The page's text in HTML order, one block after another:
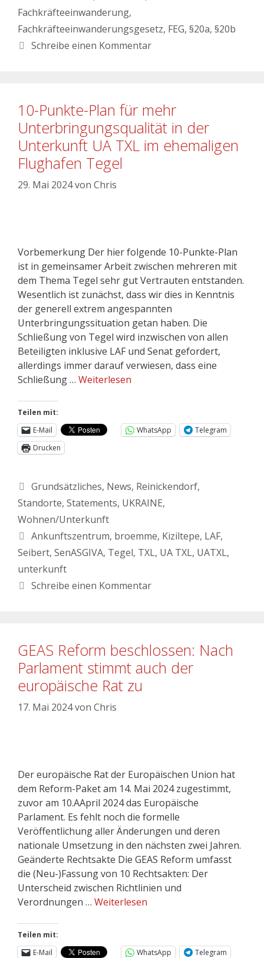
Fachkräfteeinwanderung,
Fachkräfteeinwanderungsgesetz, FEG, §20a, §20b
Schreibe einen Kommentar
10-Punkte-Plan für mehr
Unterbringungsqualität in der
Unterkunft UA TXL im ehemaligen
Flughafen Tegel
29. Mai 2024von Chris
Vorbemerkung Der hier folgende 10-Punkte-Plan
ist in gemeinsamer Arbeit zwischen mehreren mit
dem Thema Tegel sehr gut Vertrauten entstanden.
Wesentlich ist zunächst, dass wir dies in Kenntnis
der generell extrem angespannten
Unterbringungssituation getan haben. Die
Schließung von Tegel wird inzwischen von allen
Beteiligten inklusive LAF und Senat gefordert,
allerdings immer darauf verwiesen, dass eine
Schließung … Weiterlesen
Teilen mit:
E-Mail
WhatsApp
Telegram
Drucken
Grundsätzliches, News, Reinickendorf,
Standorte, Statements, UKRAINE,
Wohnen/Unterkunft
Ankunftszentrum, broemme, Kiziltepe, LAF,
Seibert, SenASGIVA, Tegel, TXL, UA TXL, UATXL,
unterkunft
Schreibe einen Kommentar
GEAS Reform beschlossen: Nach
Parlament stimmt auch der
europäische Rat zu
17. Mai 2024von Chris
Der europäische Rat der Europäischen Union hat
dem Reform-Paket am 14. Mai 2024 zugestimmt,
zuvor am 10.AApril 2024 das Europäische
Parlament. Es fehlt noch die formelle
Veröffentlichung aller Änderungen und deren
nationale Umsetzung in den nächsten zwei Jahren.
Geänderte Rechtsakte Die GEAS Reform umfasst
die (Neu-)Fassung von 10 Rechtsakten: Der
Unterscheid zwischen Richtlinien und
Verordnungen … Weiterlesen
Teilen mit:
E-Mail
WhatsApp
Telegram